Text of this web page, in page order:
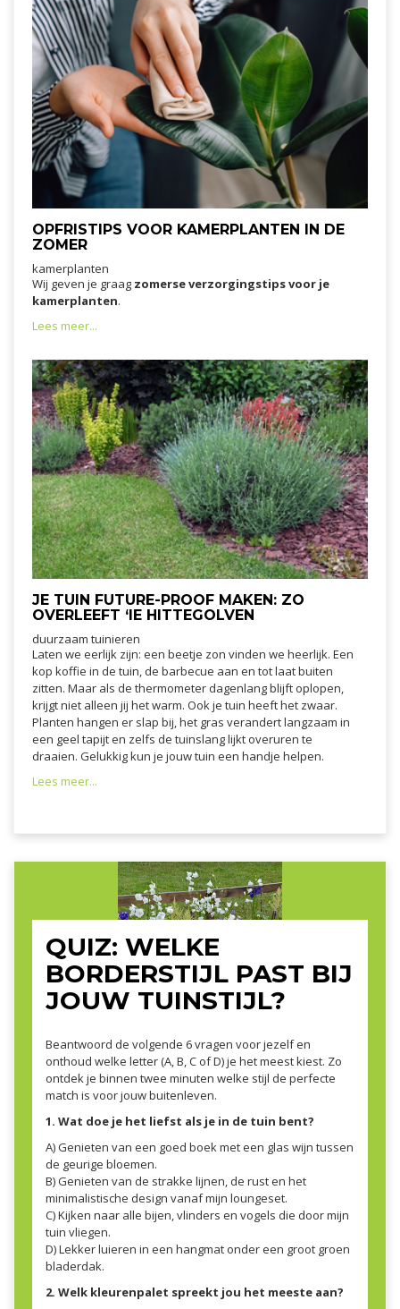
OPFRISTIPS VOOR KAMERPLANTEN IN DE
ZOMER
kamerplanten
Wij geven je graag zomerse verzorgingstips voor je
kamerplanten.
Lees meer...
JE TUIN FUTURE-PROOF MAKEN: ZO
OVERLEEFT ‘IE HITTEGOLVEN
duurzaam tuinieren
Laten we eerlijk zijn: een beetje zon vinden we heerlijk. Een
kop koffie in de tuin, de barbecue aan en tot laat buiten
zitten. Maar als de thermometer dagenlang blijft oplopen,
krijgt niet alleen jij het warm. Ook je tuin heeft het zwaar.
Planten hangen er slap bij, het gras verandert langzaam in
een geel tapijt en zelfs de tuinslang lijkt overuren te
draaien. Gelukkig kun je jouw tuin een handje helpen.
Lees meer...
QUIZ: WELKE
BORDERSTIJL PAST BIJ
JOUW TUINSTIJL?
Beantwoord de volgende 6 vragen voor jezelf en
onthoud welke letter (A, B, C of D) je het meest kiest. Zo
ontdek je binnen twee minuten welke stijl de perfecte
match is voor jouw buitenleven.
1. Wat doe je het liefst als je in de tuin bent?
A) Genieten van een goed boek met een glas wijn tussen
de geurige bloemen.
B) Genieten van de strakke lijnen, de rust en het
minimalistische design vanaf mijn loungeset.
C) Kijken naar alle bijen, vlinders en vogels die door mijn
tuin vliegen.
D) Lekker luieren in een hangmat onder een groot groen
bladerdak.
2. Welk kleurenpalet spreekt jou het meeste aan?